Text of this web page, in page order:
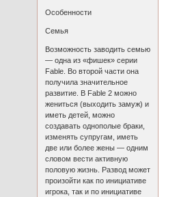
Особенности
Семья
Возможность заводить семью
— одна из «фишек» серии
Fable. Во второй части она
получила значительное
развитие. В Fable 2 можно
жениться (выходить замуж) и
иметь детей, можно
создавать однополые браки,
изменять супругам, иметь
две или более жены — одним
словом вести активную
половую жизнь. Развод может
произойти как по инициативе
игрока, так и по инициативе